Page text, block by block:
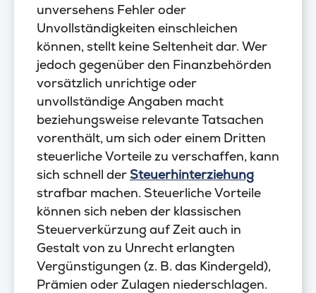
unversehens Fehler oder
Unvollständigkeiten einschleichen
können, stellt keine Seltenheit dar. Wer
jedoch gegenüber den Finanzbehörden
vorsätzlich unrichtige oder
unvollständige Angaben macht
beziehungsweise relevante Tatsachen
vorenthält, um sich oder einem Dritten
steuerliche Vorteile zu verschaffen, kann
sich schnell derSteuerhinterziehung
strafbar machen. Steuerliche Vorteile
können sich neben der klassischen
Steuerverkürzung auf Zeit auch in
Gestalt von zu Unrecht erlangten
Vergünstigungen (z. B. das Kindergeld),
Prämien oder Zulagen niederschlagen.